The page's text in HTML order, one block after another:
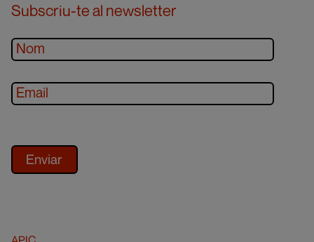
Subscriu-te al newsletter